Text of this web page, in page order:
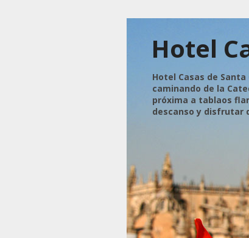
Hotel
Hotel Casas de
caminando de la
próxima a tablaos
descanso y disfrutar